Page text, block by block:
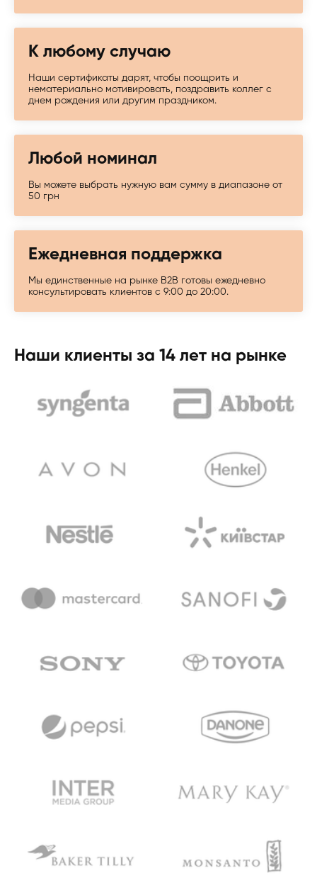
К любому случаю
Наши сертификаты дарят, чтобы поощрить и
нематериально мотивировать, поздравить коллег с
днем рождения или другим праздником.
Любой номинал
Вы можете выбрать нужную вам сумму в диапазоне от
50 грн
Ежедневная поддержка
Мы единственные на рынке B2B готовы ежедневно
консультировать клиентов с 9:00 до 20:00.
Наши клиенты за 14 лет на рынке